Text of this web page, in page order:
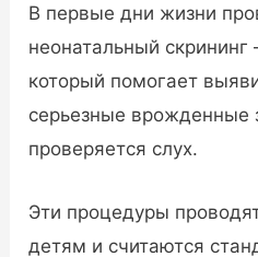
В первые дни жизни
неонатальный
который помогает
серьезные врожденные
проверяется слух.
Эти процедуры
детям и считаются